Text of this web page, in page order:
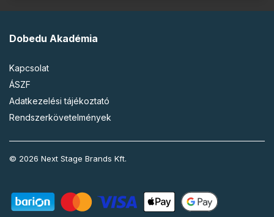
Dobedu Akadémia
Kapcsolat
ÁSZF
Adatkezelési tájékoztató
Rendszerkövetelmények
© 2026 Next Stage Brands Kft.